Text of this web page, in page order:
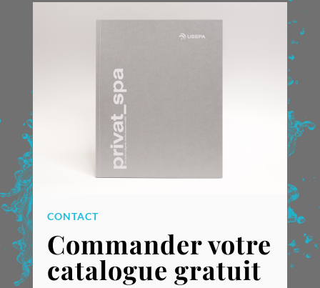
CONTACT
Commander votre
catalogue gratuit